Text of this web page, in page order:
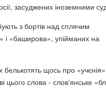
засуджених іноземними
з бортів над сплячим
і «баширова», упійманих на
белькотять щось про
цього слова - словʼянське